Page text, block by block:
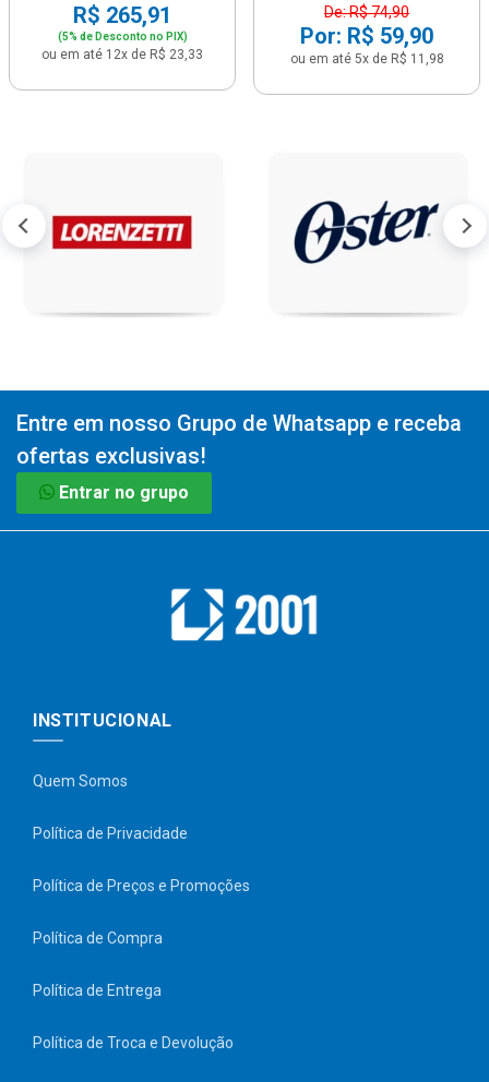
R$ 265,91
(5% de Desconto no PIX)
ou em até 12x de R$ 23,33
De: R$ 74,90
Por: R$ 59,90
ou em até 5x de R$ 11,98
Entre em nosso Grupo de Whatsapp e receba
ofertas exclusivas!
Entrar no grupo
INSTITUCIONAL
Quem Somos
Política de Privacidade
Política de Preços e Promoções
Política de Compra
Política de Entrega
Política de Troca e Devolução